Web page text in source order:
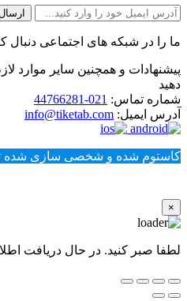
ما را در شبکه های اجتماعی دنبال
پیشنهادات و همچنین سایر موارد
دهید
شماره تماس: 021-44766281
آدرس ایمیل: info@tiketab.com
کاستوم شده و شخصی سازی شده
×
لطفا صبر کنید. در حال دریافت